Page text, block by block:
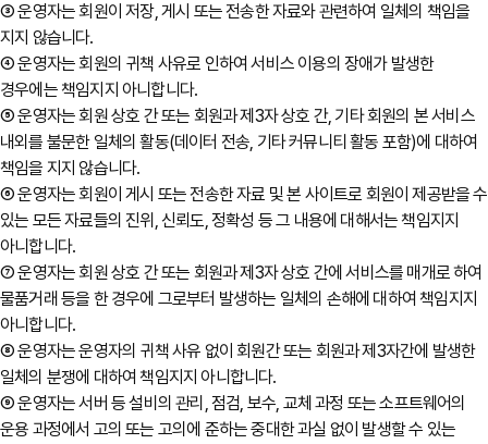
③ 운영자는 회원이 저장, 게시 또는 전송한 자료와 관련하여 일체의 책임을
지지 않습니다.
④ 운영자는 회원의 귀책 사유로 인하여 서비스 이용의 장애가 발생한
경우에는 책임지지 아니합니다.
⑤ 운영자는 회원 상호 간 또는 회원과 제3자 상호 간, 기타 회원의 본 서비스
내외를 불문한 일체의 활동(데이터 전송, 기타 커뮤니티 활동 포함)에 대하여
책임을 지지 않습니다.
⑥ 운영자는 회원이 게시 또는 전송한 자료 및 본 사이트로 회원이 제공받을 수
있는 모든 자료들의 진위, 신뢰도, 정확성 등 그 내용에 대해서는 책임지지
아니합니다.
⑦ 운영자는 회원 상호 간 또는 회원과 제3자 상호 간에 서비스를 매개로 하여
물품거래 등을 한 경우에 그로부터 발생하는 일체의 손해에 대하여 책임지지
아니합니다.
⑧ 운영자는 운영자의 귀책 사유 없이 회원간 또는 회원과 제3자간에 발생한
일체의 분쟁에 대하여 책임지지 아니합니다.
⑨ 운영자는 서버 등 설비의 관리, 점검, 보수, 교체 과정 또는 소프트웨어의
운용 과정에서 고의 또는 고의에 준하는 중대한 과실 없이 발생할 수 있는